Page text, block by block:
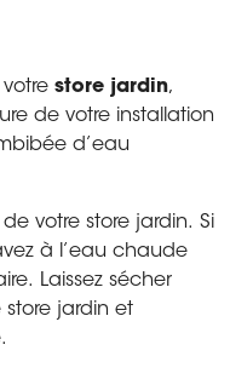
store jardin,
de votre installation
d’eau
votre store jardin. Si
à l’eau chaude
Laissez sécher
jardin et